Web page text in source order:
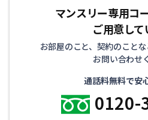
マンスリー専用コ
ご用意し
お部屋のこと、契約のこと
お問い合わせ
通話料無料で安
0120-